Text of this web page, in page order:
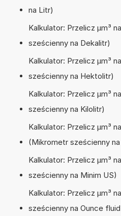
na Litr)
Kalkulator: Przelicz µm³
sześcienny na Dekalitr)
Kalkulator: Przelicz µm³
sześcienny na Hektolitr)
Kalkulator: Przelicz µm³
sześcienny na Kilolitr)
Kalkulator: Przelicz µm³
(Mikrometr sześcienny
Kalkulator: Przelicz µm³
sześcienny na Minim US)
Kalkulator: Przelicz µm³
sześcienny na Ounce